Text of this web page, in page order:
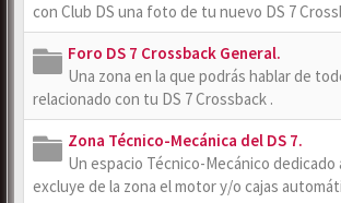
con Club DS una foto de tu nuevo DS 7
Foro DS 7 Crossback General.
Una zona en la que podrás hablar de
relacionado con tu DS 7 Crossback .
Zona Técnico-Mecánica del DS 7.
Un espacio Técnico-Mecánico dedicado
excluye de la zona el motor y/o cajas